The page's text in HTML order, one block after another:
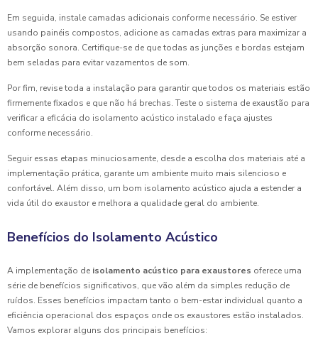
Em seguida, instale camadas adicionais conforme necessário. Se estiver
usando painéis compostos, adicione as camadas extras para maximizar a
absorção sonora. Certifique-se de que todas as junções e bordas estejam
bem seladas para evitar vazamentos de som.
Por fim, revise toda a instalação para garantir que todos os materiais estão
firmemente fixados e que não há brechas. Teste o sistema de exaustão para
verificar a eficácia do isolamento acústico instalado e faça ajustes
conforme necessário.
Seguir essas etapas minuciosamente, desde a escolha dos materiais até a
implementação prática, garante um ambiente muito mais silencioso e
confortável. Além disso, um bom isolamento acústico ajuda a estender a
vida útil do exaustor e melhora a qualidade geral do ambiente.
Benefícios do Isolamento Acústico
A implementação de isolamento acústico para exaustores oferece uma
série de benefícios significativos, que vão além da simples redução de
ruídos. Esses benefícios impactam tanto o bem-estar individual quanto a
eficiência operacional dos espaços onde os exaustores estão instalados.
Vamos explorar alguns dos principais benefícios: